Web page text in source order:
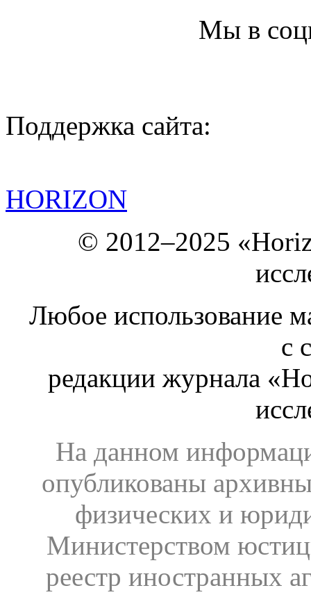
Мы в
Поддержка сайта:
HORIZON
© 2012–2025
Любое использование
с
редакции журнала
На данном
опубликованы
физических и
Министерством
реестр иностранных